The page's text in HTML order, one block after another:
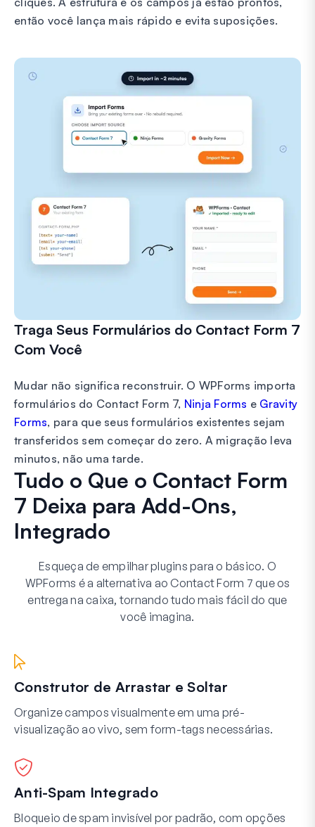
então você lança mais rápido e evita suposições.
Traga Seus Formulários do Contact Form 7
Com Você
Mudar não significa reconstruir. O WPForms importa
formulários do Contact Form 7, Ninja Forms e Gravity
Forms, para que seus formulários existentes sejam
transferidos sem começar do zero. A migração leva
minutos, não uma tarde.
Tudo o Que o Contact Form
7 Deixa para Add-Ons,
Integrado
Esqueça de empilhar plugins para o básico. O
WPForms é a alternativa ao Contact Form 7 que os
entrega na caixa, tornando tudo mais fácil do que
você imagina.
Construtor de Arrastar e Soltar
Organize campos visualmente em uma pré-
visualização ao vivo, sem form-tags necessárias.
Anti-Spam Integrado
Bloqueio de spam invisível por padrão, com opções